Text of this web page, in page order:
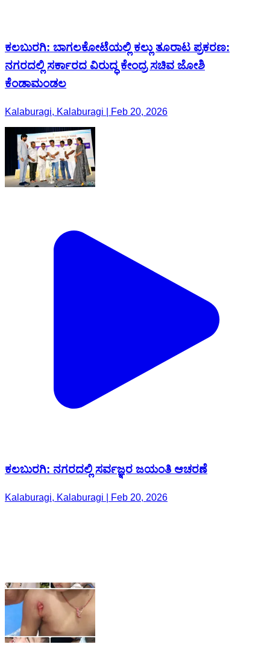
ಕಲಬುರಗಿ: ಬಾಗಲಕೋಟೆಯಲ್ಲಿ ಕಲ್ಲು ತೂರಾಟ ಪ್ರಕರಣ:
ನಗರದಲ್ಲಿ ಸರ್ಕಾರದ ವಿರುದ್ಧ ಕೇಂದ್ರ ಸಚಿವ ಜೋಶಿ
ಕೆಂಡಾಮಂಡಲ
Kalaburagi, Kalaburagi | Feb 20, 2026
ಕಲಬುರಗಿ: ನಗರದಲ್ಲಿ ಸರ್ವಜ್ಞರ ಜಯಂತಿ ಆಚರಣೆ
Kalaburagi, Kalaburagi | Feb 20, 2026